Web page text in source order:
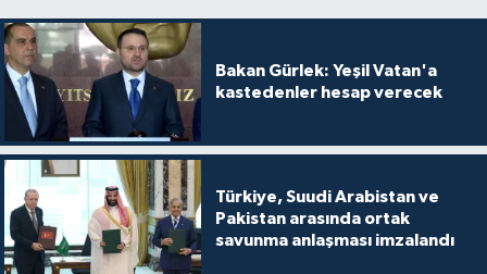
Bakan Gürlek: Yeşil Vatan'a
kastedenler hesap verecek
Türkiye, Suudi Arabistan ve
Pakistan arasında ortak
savunma anlaşması imzalandı